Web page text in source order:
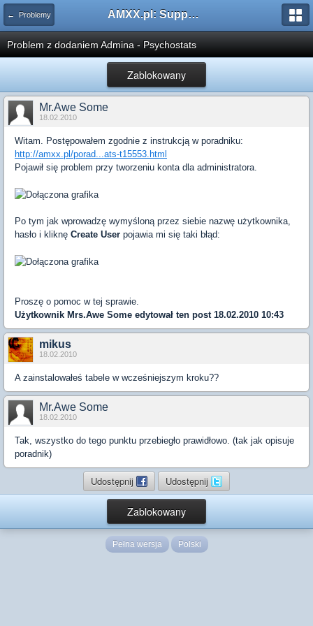
← Problemy AMXX.pl: Support AMX Mod X i SourceMod
Problem z dodaniem Admina - Psychostats
Zablokowany
Mr.Awe Some
18.02.2010
Witam. Postępowałem zgodnie z instrukcją w poradniku:
http://amxx.pl/porad...ats-t15553.html
Pojawił się problem przy tworzeniu konta dla administratora.
Po tym jak wprowadzę wymyśloną przez siebie nazwę użytkownika,
hasło i kliknę Create User pojawia mi się taki błąd:
Proszę o pomoc w tej sprawie.
Użytkownik Mrs.Awe Some edytował ten post 18.02.2010 10:43
mikus
18.02.2010
A zainstalowałeś tabele w wcześniejszym kroku??
Mr.Awe Some
18.02.2010
Tak, wszystko do tego punktu przebiegło prawidłowo. (tak jak opisuje
poradnik)
Udostępnij Udostępnij
Zablokowany
Pełna wersja Polski